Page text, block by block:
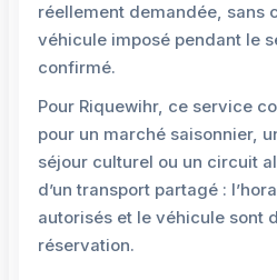
réellement demandée, sans
véhicule imposé pendant le
confirmé.
Pour Riquewihr, ce service
pour un marché saisonnier,
séjour culturel ou un circuit
d’un transport partagé :
autorisés et le véhicule sont
réservation.